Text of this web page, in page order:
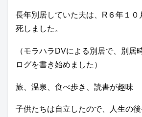
長年別居していた夫は、R６年１０
死しました。
（モラハラDVによる別居で、別居
ログを書き始めました）
旅、温泉、食べ歩き、読書が趣味
子供たちは自立したので、人生の